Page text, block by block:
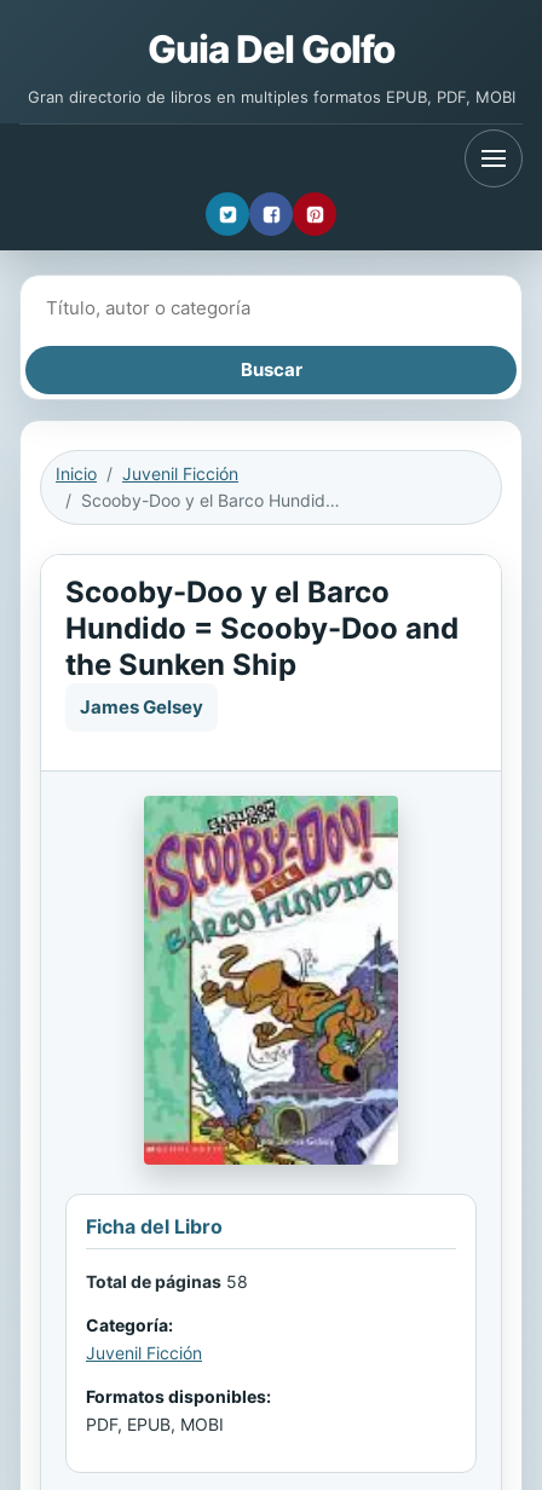
Guia Del Golfo
Gran directorio de libros en multiples formatos EPUB, PDF, MOBI
Inicio
Juvenil Ficción
Scooby-Doo y el Barco Hundido = Scooby-Doo and the Sunken Ship
Scooby-Doo y el Barco
Hundido = Scooby-Doo and
the Sunken Ship
James Gelsey
Ficha del Libro
Total de páginas 58
Categoría:
Juvenil Ficción
Formatos disponibles:
PDF, EPUB, MOBI